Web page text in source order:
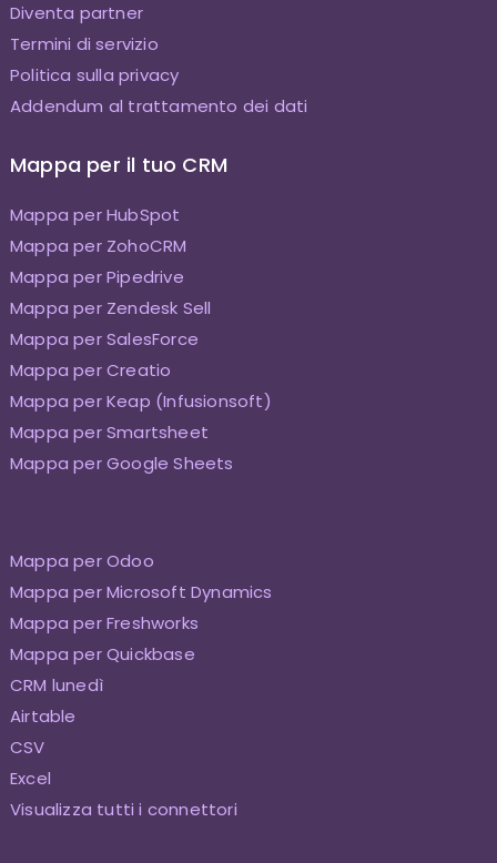
Diventa partner
Termini di servizio
Politica sulla privacy
Addendum al trattamento dei dati
Mappa per il tuo CRM
Mappa per HubSpot
Mappa per ZohoCRM
Mappa per Pipedrive
Mappa per Zendesk Sell
Mappa per SalesForce
Mappa per Creatio
Mappa per Keap (Infusionsoft)
Mappa per Smartsheet
Mappa per Google Sheets
Mappa per Odoo
Mappa per Microsoft Dynamics
Mappa per Freshworks
Mappa per Quickbase
CRM lunedì
Airtable
CSV
Excel
Visualizza tutti i connettori